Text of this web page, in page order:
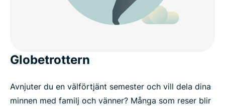
Globetrottern
Avnjuter du en välförtjänt semester och vill dela dina
minnen med familj och vänner? Många som reser blir